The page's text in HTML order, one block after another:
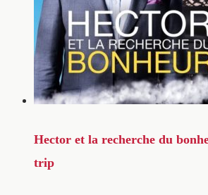
Hector et la recherche du
trip